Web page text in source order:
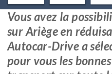
Vous avez la
sur Ariège en
Autocar-Drive a
pour vous les